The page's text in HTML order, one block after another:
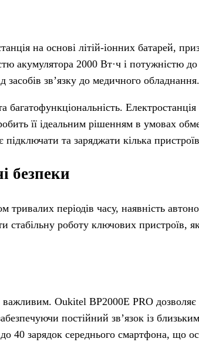
на основі літій-іонних батарей,
акумулятора 2000 Вт·ч і потужністю
засобів зв’язку до медичного обладнання.
її ідеальним рішенням в умовах
підключати та заряджати кілька
безпеки
періодів часу, наявність
роботу ключових пристроїв,
важливим. Oukitel BP2000E PRO
постійний зв’язок із
40 зарядок середнього смартфона, що